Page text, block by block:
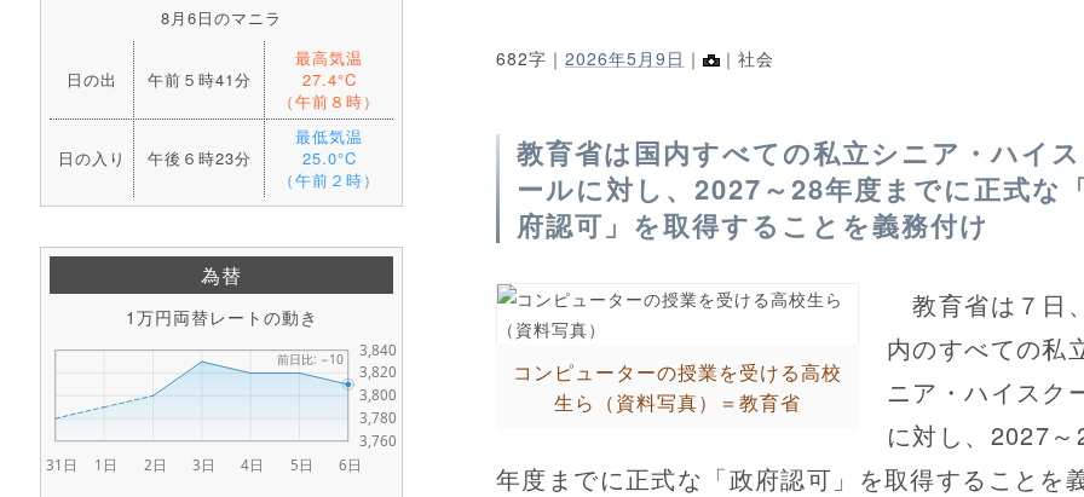
8月6日のマニラ
日の出 午前５時41分
最高気温
27.4°C
（午前８時）
日の入り 午後６時23分
最低気温
25.0°C
（午前２時）
為替
1万円両替レートの動き
682字｜ 2026年5月9日 ｜ ｜社会
教育省は国内すべての私立シニア・ハイ
ールに対し、2027～28年度までに正式な
府認可」を取得することを義務付け
コンピューターの授業を受ける高校
生ら（資料写真）＝教育省
教育省は７日
内のすべての私
ニア・ハイスク
に対し、2027～
年度までに正式な「政府認可」を取得することを